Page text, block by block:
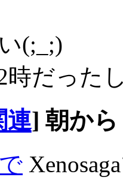
(;_;)
時だった
連] 朝から